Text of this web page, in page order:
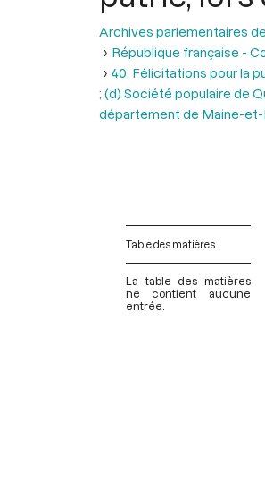
Archives parlementaires
République française -
40. Félicitations pour la
; (d) Société populaire de
département de Maine-et-
Table des matières
La table des matières
ne contient aucune
entrée.